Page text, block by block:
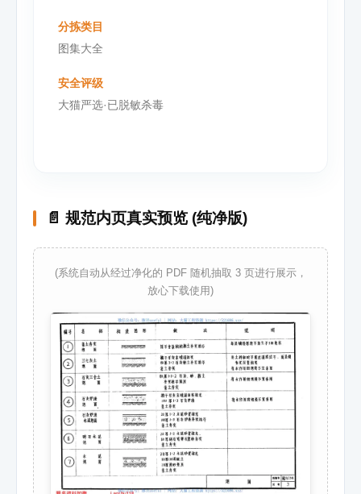
分拣类目
图集大全
安全评级
大猫严选·已脱敏杀毒
📄 规范内页真实预览 (纯净版)
(系统自动从经过净化的 PDF 随机抽取 3 页进行展示，
放心下载使用)